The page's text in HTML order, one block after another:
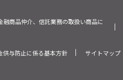
商品仲介、信託業務の取扱い商品に
供与防止に係る基本方針 サイトマップ